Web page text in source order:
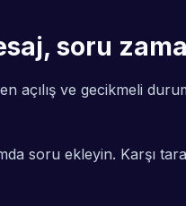
soru
açılış ve gecikmeli
soru ekleyin. Karşı